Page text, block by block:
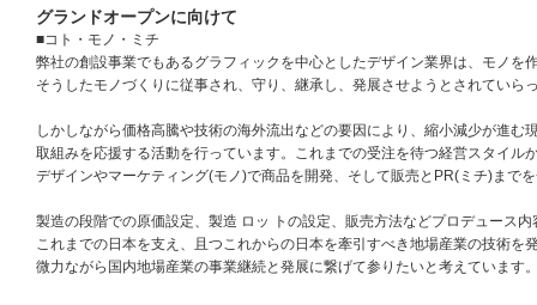
グランドオープンに向けて
■コト・モノ・ミチ
弊社の創設事業でもあるグラフィックを中心としたデザイン業界は、モノを
そうしたモノづくりに従事され、守り、継承し、発展させようとされてい
しかしながら価格高騰や技術の海外流出などの要因により、縮小減少が進む
取組みを応援する活動を行っています。これまでの受注を待つ経営スタイ
デザインやマーケティング(モノ)で商品を開発、そして販売とPR(ミチ)まで
製造の段階での原価設定、製造 ロッ トの設定、販売方法などプロデュース
これまでの日本を支え、且つこれからの日本を牽引すべき地場産業の技術
微力ながら国内地場産業の事業継続と発展に繋げて参りたいと考えています